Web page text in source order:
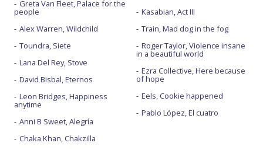
Greta Van Fleet, Palace for the
people
Alex Warren, Wildchild
Toundra, Siete
Lana Del Rey, Stove
David Bisbal, Eternos
Leon Bridges, Happiness
anytime
Anni B Sweet, Alegría
Chaka Khan, Chakzilla
Kasabian, Act III
Train, Mad dog in the fog
Roger Taylor, Violence insane
in a beautiful world
Ezra Collective, Here because
of hope
Eels, Cookie happened
Pablo López, El cuatro